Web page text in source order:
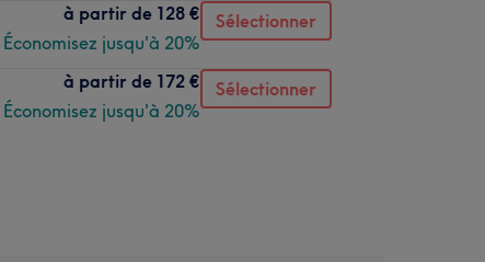
à partir de 128 €
Économisez jusqu'à 20%
Sélectionner
à partir de 172 €
Économisez jusqu'à 20%
Sélectionner